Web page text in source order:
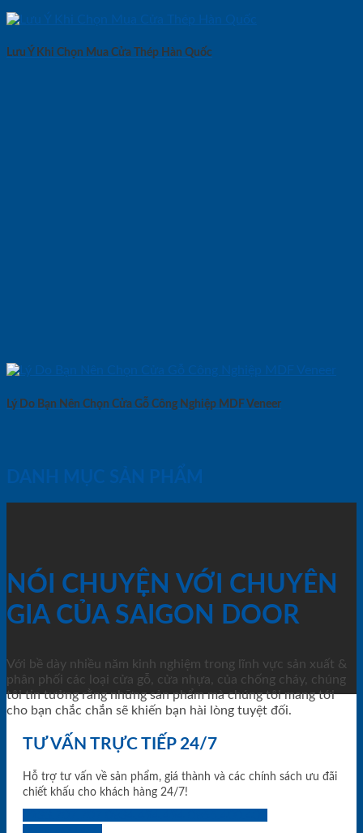
Lưu Ý Khi Chọn Mua Cửa Thép Hàn Quốc
Lý Do Bạn Nên Chọn Cửa Gỗ Công Nghiệp MDF Veneer
DANH MỤC SẢN PHẨM
NÓI CHUYỆN VỚI CHUYÊN
GIA CỦA SAIGON DOOR
Với bề dày nhiều năm kinh nghiệm trong lĩnh vực sản xuất &
phân phối các loại cửa gỗ, cửa nhựa, của chống cháy, chúng
tôi tin tưởng rằng những sản phẩm mà chúng tôi mang tới
cho bạn chắc chắn sẽ khiến bạn hài lòng tuyệt đối.
TƯ VẤN TRỰC TIẾP 24/7
Hỗ trợ tư vấn về sản phẩm, giá thành và các chính sách ưu đãi
chiết khấu cho khách hàng 24/7!